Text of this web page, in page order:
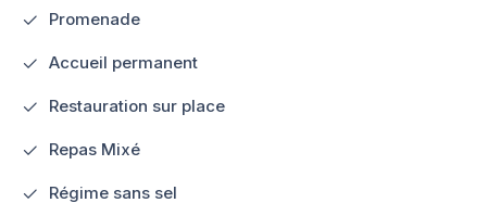
Promenade
Accueil permanent
Restauration sur place
Repas Mixé
Régime sans sel